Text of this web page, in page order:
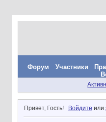
Форум Участники
Привет, Гость! Войдите или